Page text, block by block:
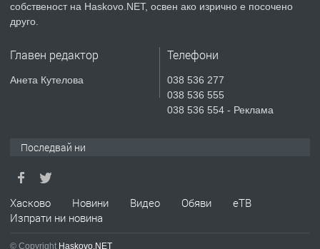
ПРЕДЛАГА
№4119 Едностаен обзаведен
Къртене на бетон! Събаряне на
ПРЕДЛАГА Апартамент за продажба
собственост на Haskovo.NET, освен ако изрично е посочено
друго.
Главен редактор
Анета Кутелова
Телефони
038 536 277
038 536 555
038 536 554 - Реклама
Последвай ни
Хасково Новини Видео Обяви
еТВ
Изпрати ни новина
© Copyright Haskovo.NET